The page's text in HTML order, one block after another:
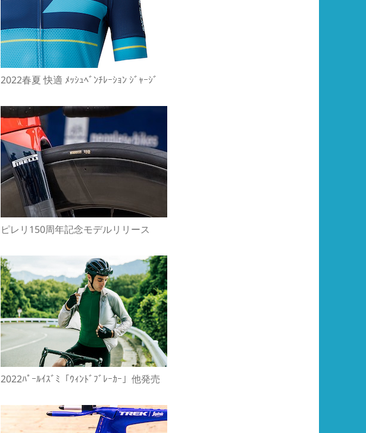
2022春夏 快適 ﾒｯｼｭﾍﾞﾝﾁﾚｰｼｮﾝ ｼﾞｬｰｼﾞ
ピレリ150周年記念モデルリリース
2022ﾊﾟｰﾙｲｽﾞﾐ「ｳｨﾝﾄﾞﾌﾞﾚｰｶｰ」他発売